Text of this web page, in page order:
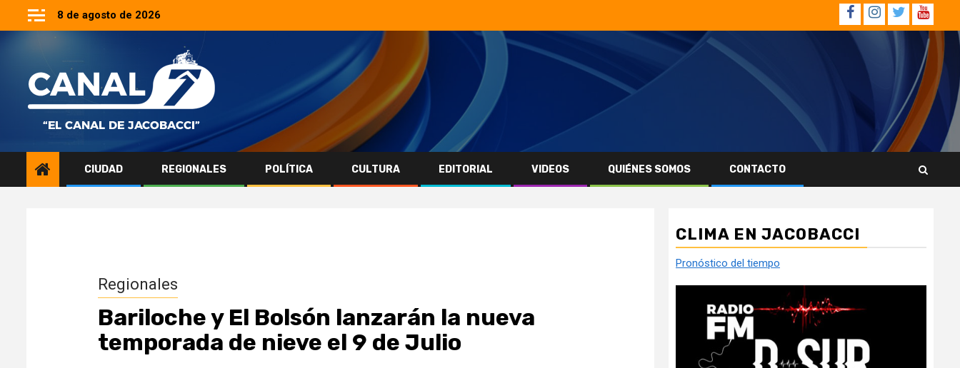
8 de agosto de 2026 Facebook
Instagram
Twitter
CIUDAD REGIONALES POLÍTICA CULTURA EDITORIAL VIDEOS QUIÉNES SOMOS CONTACTO
Regionales
Bariloche y El Bolsón lanzarán la nueva
temporada de nieve el 9 de Julio
CLIMA EN JACOBACCI
Pronóstico del tiempo